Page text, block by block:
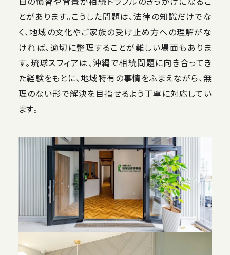
とがあります。こうした問題は、法律の知識だけでな
く、地域の文化やご家族の受け止め方への理解がな
ければ、適切に整理することが難しい場面もありま
す。琉球スフィアは、沖縄で相続問題に向き合ってき
た経験をもとに、地域特有の事情をふまえながら、無
理のない形で解決を目指せるよう丁寧に対応してい
ます。